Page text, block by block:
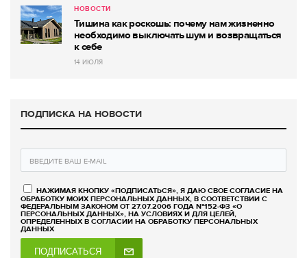
НОВОСТИ
Тишина как роскошь: почему нам жизненно
необходимо выключать шум и возвращаться
к себе
14 ИЮЛЯ
ПОДПИСКА НА НОВОСТИ
НАЖИМАЯ КНОПКУ «ПОДПИСАТЬСЯ», Я ДАЮ СВОЕ СОГЛАСИЕ НА
ОБРАБОТКУ МОИХ ПЕРСОНАЛЬНЫХ ДАННЫХ, В СООТВЕТСТВИИ С
ФЕДЕРАЛЬНЫМ ЗАКОНОМ ОТ 27.07.2006 ГОДА №152-ФЗ «О
ПЕРСОНАЛЬНЫХ ДАННЫХ», НА УСЛОВИЯХ И ДЛЯ ЦЕЛЕЙ,
ОПРЕДЕЛЕННЫХ В СОГЛАСИИ НА ОБРАБОТКУ ПЕРСОНАЛЬНЫХ
ДАННЫХ
ПОДПИСАТЬСЯ